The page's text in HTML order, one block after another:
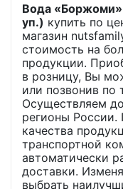
Вода «Боржоми»
уп.) купить по
магазин
стоимость на
продукции.
в розницу, Вы
или позвонив по
Осуществляем
регионы России.
качества
транспортной
автоматически
доставки.
выбрать